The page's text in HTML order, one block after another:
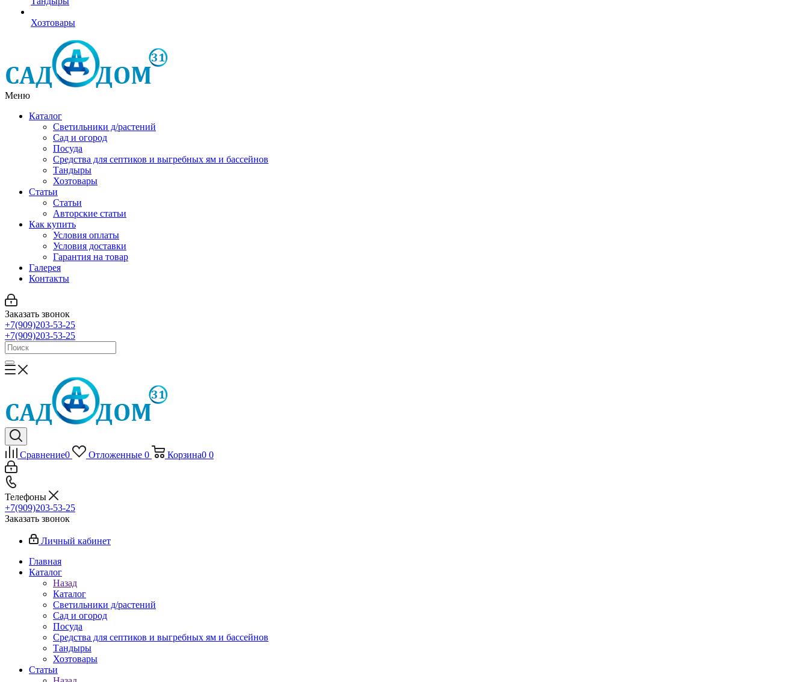
Хозтовары
Меню
Каталог
Светильники д/растений
Сад и огород
Посуда
Средства для септиков и выгребных ям и бассейнов
Тандыры
Хозтовары
Статьи
Статьи
Авторские статьи
Как купить
Условия оплаты
Условия доставки
Гарантия на товар
Галерея
Контакты
Заказать звонок
+7(909)203-53-25
+7(909)203-53-25
Сравнение0 Отложенные 0 Корзина0 0
Телефоны
+7(909)203-53-25
Заказать звонок
Личный кабинет
Главная
Каталог
Назад
Каталог
Светильники д/растений
Сад и огород
Посуда
Средства для септиков и выгребных ям и бассейнов
Тандыры
Хозтовары
Статьи